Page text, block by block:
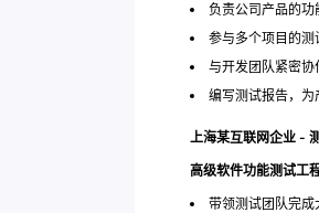
负责公司产品的功
参与多个项目的测
与开发团队紧密协
编写测试报告，为
上海某互联网企业 -
高级软件功能测试工
带领测试团队完成